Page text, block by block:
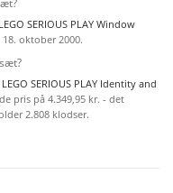
LEGO SERIOUS PLAY Window
oktober 2000.
LEGO SERIOUS PLAY Identity and
pris på 4.349,95 kr. - det
2.808 klodser.